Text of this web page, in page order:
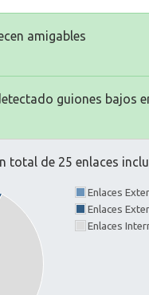
amigables
guiones bajos
total de 25 enlaces
Enlaces
Enlaces
Enlaces